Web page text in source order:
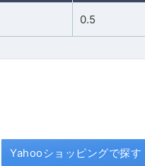
0.5
Yahooショッピングで探す